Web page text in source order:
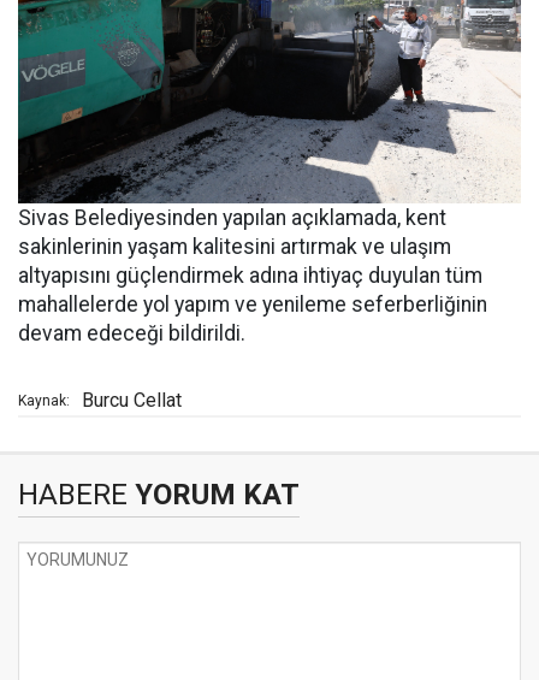
Sivas Belediyesinden yapılan açıklamada, kent
sakinlerinin yaşam kalitesini artırmak ve ulaşım
altyapısını güçlendirmek adına ihtiyaç duyulan tüm
mahallelerde yol yapım ve yenileme seferberliğinin
devam edeceği bildirildi.
Kaynak: Burcu Cellat
HABERE YORUM KAT